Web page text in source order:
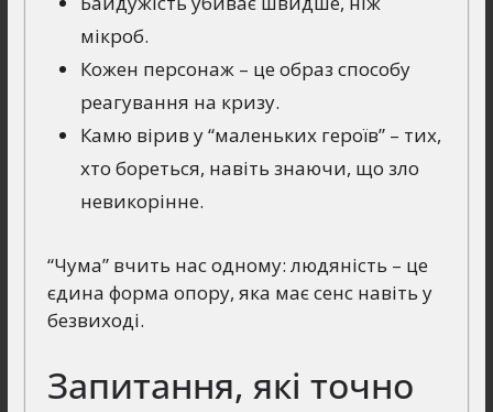
мікроб.
Кожен персонаж – це образ способу
реагування на кризу.
Камю вірив у “маленьких героїв” – тих,
хто бореться, навіть знаючи, що зло
невикорінне.
“Чума” вчить нас одному: людяність – це
єдина форма опору, яка має сенс навіть у
безвиході.
Запитання, які точно